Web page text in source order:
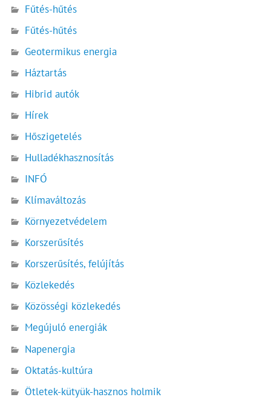
Fűtés-hűtés
Fűtés-hűtés
Geotermikus energia
Háztartás
Hibrid autók
Hírek
Hőszigetelés
Hulladékhasznosítás
INFÓ
Klímaváltozás
Környezetvédelem
Korszerűsítés
Korszerűsítés, felújítás
Közlekedés
Közösségi közlekedés
Megújuló energiák
Napenergia
Oktatás-kultúra
Ötletek-kütyük-hasznos holmik